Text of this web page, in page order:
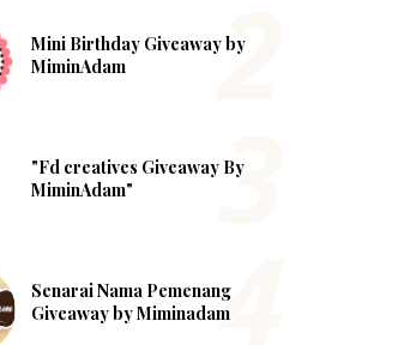
Mini Birthday Giveaway by
MiminAdam
"Fd creatives Giveaway By
MiminAdam"
Senarai Nama Pemenang
Giveaway by Miminadam